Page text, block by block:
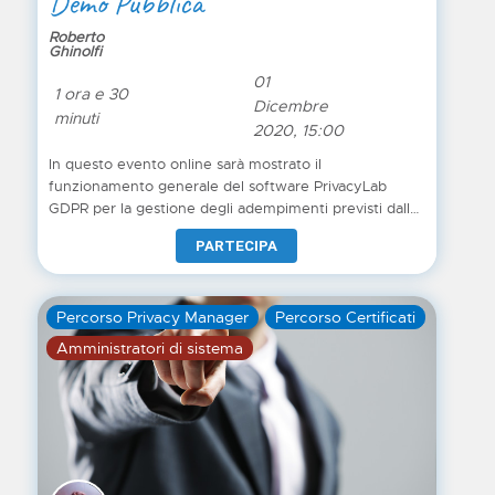
Roberto
Ghinolfi
1 ora e 30
minuti
01
Dicembre
2020, 15:00
In questo evento online sarà mostrato il
funzionamento generale del software PrivacyLab
GDPR per la gestione degli adempimenti previsti dalla
normativa sulla privacy.
PARTECIPA
Percorso Privacy Manager
Percorso Certificati
Amministratori di sistema